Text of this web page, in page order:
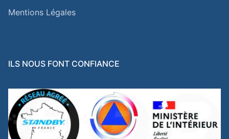
Mentions Légales
ILS NOUS FONT CONFIANCE